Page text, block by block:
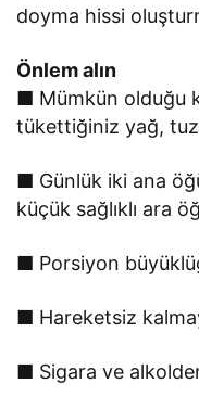
doyma hissi
Önlem alın
■ Mümkün olduğu
tükettiğiniz yağ, tuz
■ Günlük iki ana
küçük sağlıklı ara
■ Porsiyon
■ Hareketsiz
■ Sigara ve